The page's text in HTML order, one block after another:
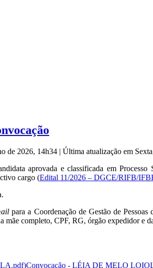
de 2026, 14h34 | Última atualização em
aprovada e classificada em
cargo (Edital 11/2026 – DGCE/RIFB/
para a Coordenação de Gestão de
completo, CPF, RG, órgão expedidor e
Convocação - LÉIA DE MELO